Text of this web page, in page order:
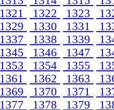
1321
1322 1323
1329
1330 1331
1337
1338 1339
1345
1346 1347
1353
1354 1355
1361
1362 1363
1369
1370 1371
1377
1378 1379